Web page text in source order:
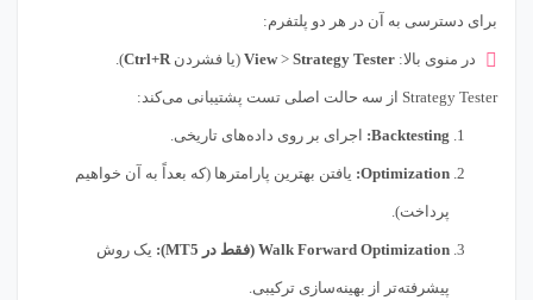
برای دسترسی به آن در هر دو پلتفرم:
در منوی بالا: View> Strategy Tester (یا فشردنCtrl+R
).
Strategy Tester از سه حالت اصلی تست پشتیبانی می‌کند:
Backtesting: اجرای بر روی داده‌های تاریخی.
Optimization: یافتن بهترین پارامترها (که بعداً به آن خواهیم
پرداخت).
Walk Forward Optimization (فقط در MT5): یک روش
پیشرفته‌تر از بهینه‌سازی ترکیبی.